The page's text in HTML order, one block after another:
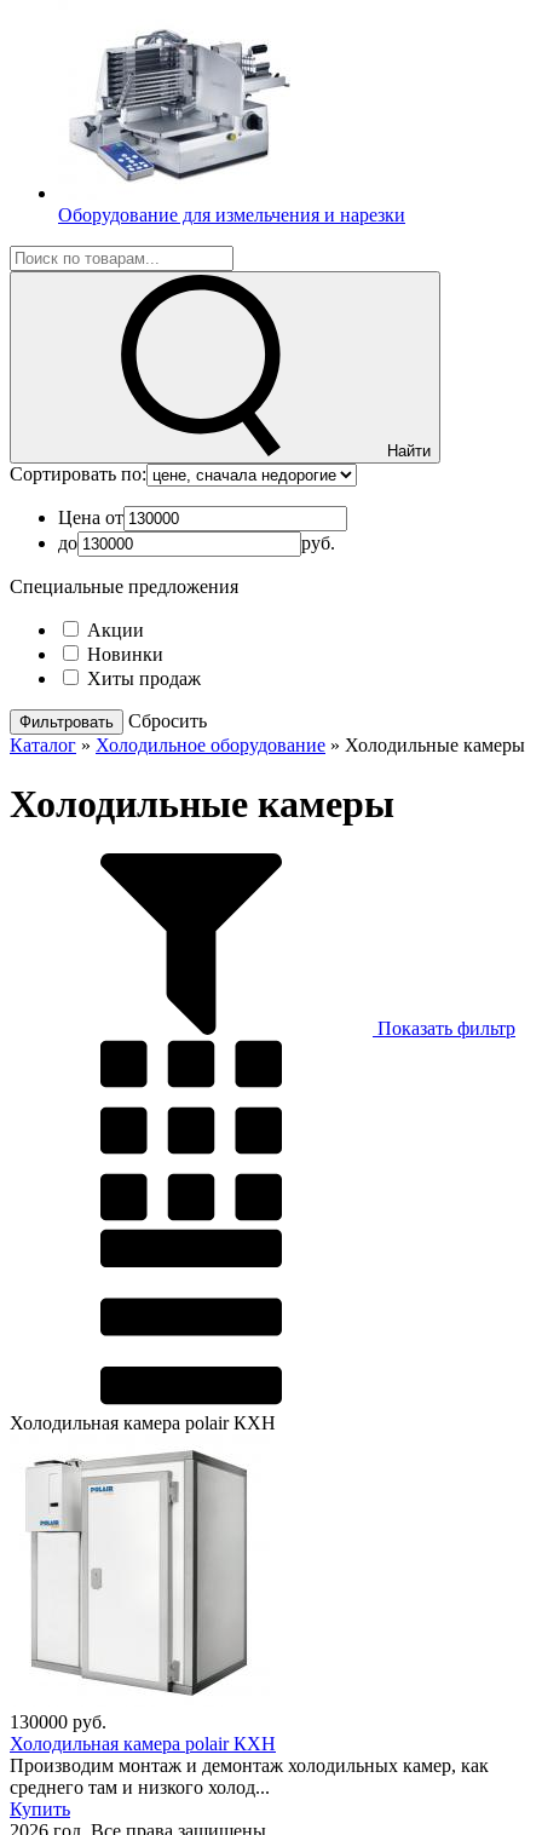
Оборудование для измельчения и нарезки
Найти
Сортировать по:
Цена от
до
руб.
Специальные предложения
Акции
Новинки
Хиты продаж
Cбросить
Каталог » Холодильное оборудование » Холодильные камеры
Холодильные камеры
Показать фильтр
Холодильная камера polair КХН
130000 руб.
Холодильная камера polair КХН
Производим монтаж и демонтаж холодильных камер, как
среднего там и низкого холод...
Купить
2026 год. Все права защищены.